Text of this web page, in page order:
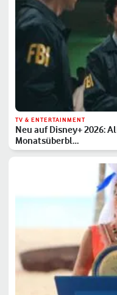
TV & ENTERTAINMENT
Neu auf Disney+ 2026:
Monatsüberbl…